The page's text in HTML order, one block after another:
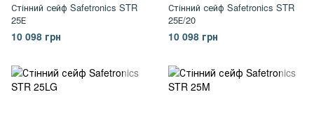
Стінний сейф Safetronics STR
25Е
10 098 грн
Стінний сейф Safetronics STR
25Е/20
10 098 грн